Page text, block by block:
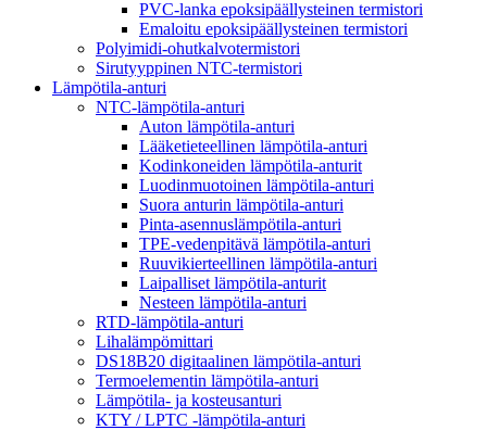
PVC-lanka epoksipäällysteinen termistori
Emaloitu epoksipäällysteinen termistori
Polyimidi-ohutkalvotermistori
Sirutyyppinen NTC-termistori
Lämpötila-anturi
NTC-lämpötila-anturi
Auton lämpötila-anturi
Lääketieteellinen lämpötila-anturi
Kodinkoneiden lämpötila-anturit
Luodinmuotoinen lämpötila-anturi
Suora anturin lämpötila-anturi
Pinta-asennuslämpötila-anturi
TPE-vedenpitävä lämpötila-anturi
Ruuvikierteellinen lämpötila-anturi
Laipalliset lämpötila-anturit
Nesteen lämpötila-anturi
RTD-lämpötila-anturi
Lihalämpömittari
DS18B20 digitaalinen lämpötila-anturi
Termoelementin lämpötila-anturi
Lämpötila- ja kosteusanturi
KTY / LPTC -lämpötila-anturi